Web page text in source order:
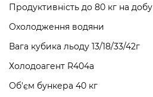
Продуктивність до 80 кг на добу
Охолодження водяни
Вага кубика льоду 13/18/33/42г
Холодоагент R404a
Об'єм бункера 40 кг